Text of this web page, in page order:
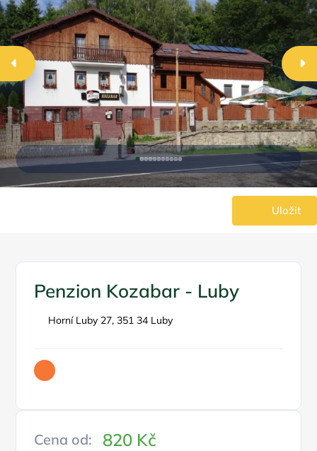
Uložit
Penzion Kozabar - Luby
Horní Luby 27, 351 34 Luby
Cena od: 820 Kč